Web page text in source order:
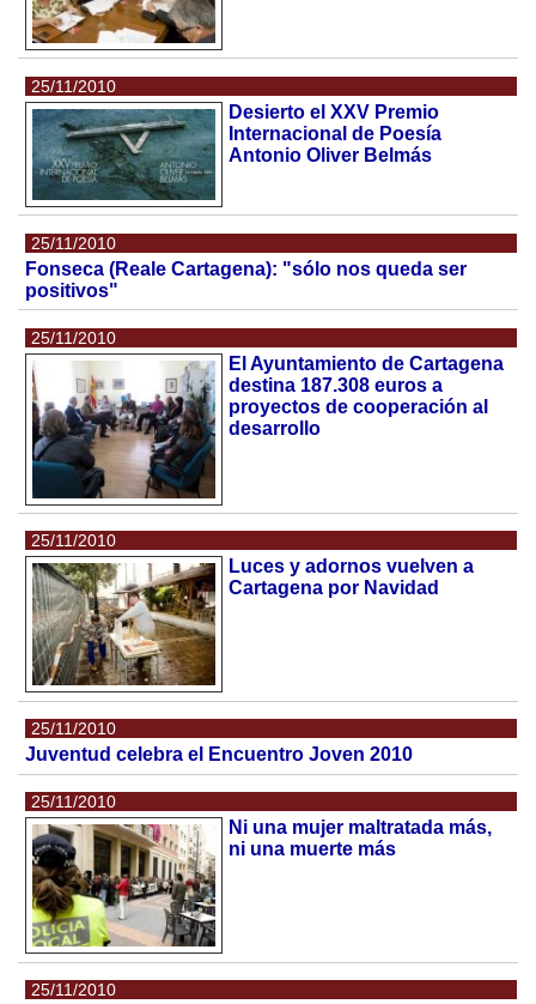
25/11/2010
Desierto el XXV Premio
Internacional de Poesía
Antonio Oliver Belmás
25/11/2010
Fonseca (Reale Cartagena): "sólo nos queda ser
positivos"
25/11/2010
El Ayuntamiento de Cartagena
destina 187.308 euros a
proyectos de cooperación al
desarrollo
25/11/2010
Luces y adornos vuelven a
Cartagena por Navidad
25/11/2010
Juventud celebra el Encuentro Joven 2010
25/11/2010
Ni una mujer maltratada más,
ni una muerte más
25/11/2010